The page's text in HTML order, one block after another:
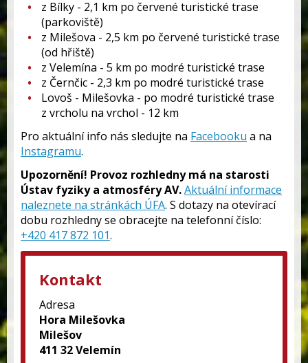
z Bílky - 2,1 km po červené turistické trase
(parkoviště)
z Milešova - 2,5 km po červené turistické trase
(od hřiště)
z Velemína - 5 km po modré turistické trase
z Černčic - 2,3 km po modré turistické trase
Lovoš - Milešovka - po modré turistické trase
z vrcholu na vrchol - 12 km
Pro aktuální info nás sledujte na Facebooku a na
Instagramu.
Upozornění! Provoz rozhledny má na starosti
Ústav fyziky a atmosféry AV.Aktuální informace
naleznete na stránkách ÚFA. S dotazy na otevírací
dobu rozhledny se obracejte na telefonní číslo:
+420 417 872 101.
Kontakt
Adresa
Hora Milešovka
Milešov
411 32 Velemín